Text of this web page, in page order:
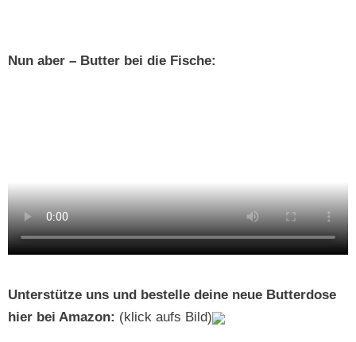
Nun aber – But­ter bei die Fische:
Unter­stütze uns und bestelle deine neue But­ter­dose
hier bei Ama­zon: (klick aufs Bild)